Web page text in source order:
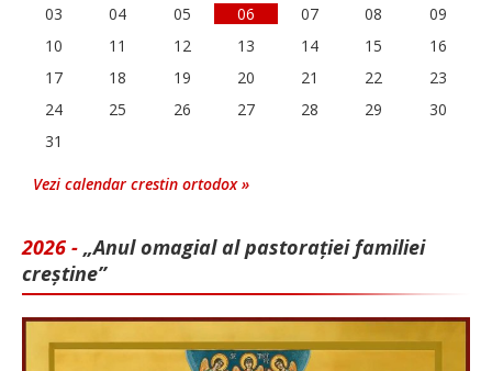
03
04 05 06 07 08
09
10
11 12 13 14 15
16
17
18 19 20 21 22
23
24
25 26 27 28 29
30
31
Vezi calendar crestin ortodox »
2026 - „Anul omagial al pastorației familiei
creștine”